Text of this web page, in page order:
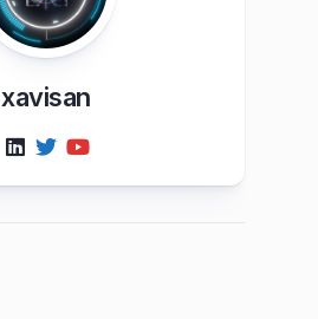
xavisan